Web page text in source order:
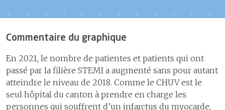
Commentaire du graphique
En 2021, le nombre de patientes et patients qui ont
passé par la filière STEMI a augmenté sans pour autant
atteindre le niveau de 2018. Comme le CHUV est le
seul hôpital du canton à prendre en charge les
personnes qui souffrent d’un infarctus du myocarde,